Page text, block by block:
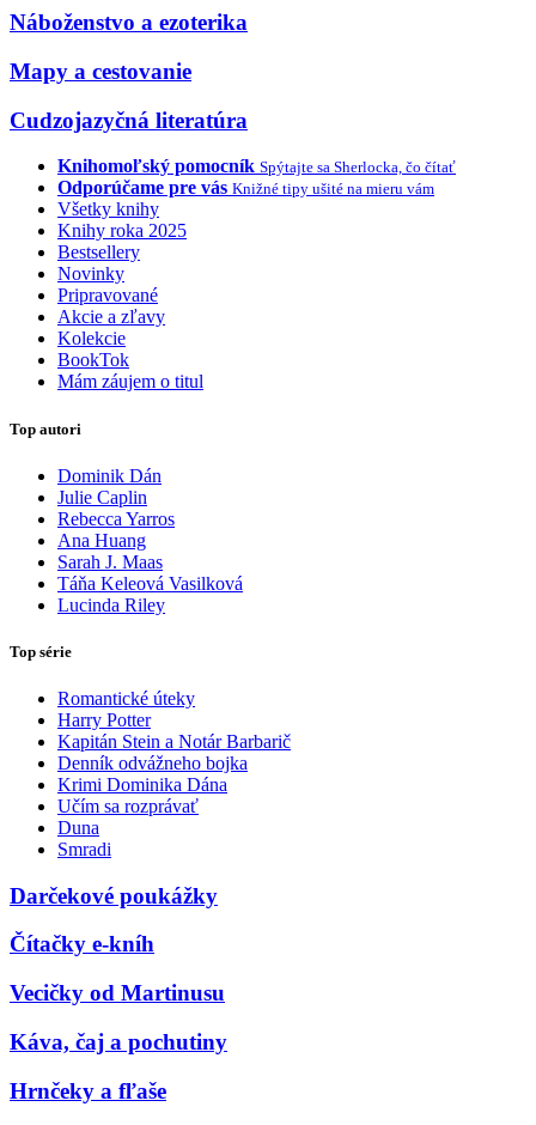
Náboženstvo a ezoterika
Mapy a cestovanie
Cudzojazyčná literatúra
Knihomoľský pomocník Spýtajte sa Sherlocka, čo čítať
Odporúčame pre vás Knižné tipy ušité na mieru vám
Všetky knihy
Knihy roka 2025
Bestsellery
Novinky
Pripravované
Akcie a zľavy
Kolekcie
BookTok
Mám záujem o titul
Top autori
Dominik Dán
Julie Caplin
Rebecca Yarros
Ana Huang
Sarah J. Maas
Táňa Keleová Vasilková
Lucinda Riley
Top série
Romantické úteky
Harry Potter
Kapitán Stein a Notár Barbarič
Denník odvážneho bojka
Krimi Dominika Dána
Učím sa rozprávať
Duna
Smradi
Darčekové poukážky
Čítačky e-kníh
Vecičky od Martinusu
Káva, čaj a pochutiny
Hrnčeky a fľaše